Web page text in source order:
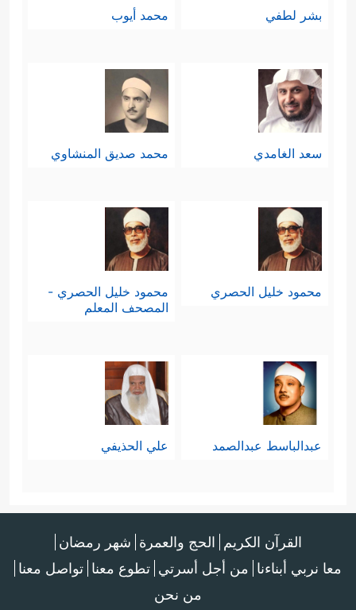
بشر لطفي محمد أيوب
سعد الغامدي محمد صديق المنشاوي
محمود خليل الحصري
محمود خليل الحصري -
المصحف المعلم
عبدالباسط عبدالصمد علي الحذيفي
القرآن الكريم الحج والعمرة شهر رمضان
معا نربي أبناءنا من أجل أسرتي تطوع معنا تواصل معنا
من نحن